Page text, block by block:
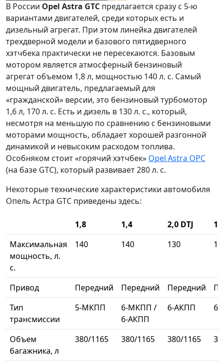
В России Opel Astra GTC предлагается сразу с 5-ю
вариантами двигателей, среди которых есть и
дизельный агрегат. При этом линейка двигателей
трехдверной модели и базового пятидверного
хэтчбека практически не пересекаются. Базовым
мотором является атмосферный бензиновый
агрегат объемом 1,8 л, мощностью 140 л. с. Самый
мощный двигатель, предлагаемый для
«гражданской» версии, это бензиновый турбомотор
1,6 л, 170 л. с. Есть и дизель в 130 л. с., который,
несмотря на меньшую по сравнению с бензиновыми
моторами мощность, обладает хорошей разгонной
динамикой и невысоким расходом топлива.
Особняком стоит «горячий хэтчбек» Opel Astra OPC
(на базе GTC), который развивает 280 л. с.
Некоторые технические характеристики автомобиля
Опель Астра GTC приведены здесь:
1,8 1,4 2,0 DTJ
Максимальная
мощность, л.
с.
140 140 130
Привод Передний Передний Передний
Тип
трансмиссии
5-МКПП
6-МКПП /
6-АКПП
6-АКПП
Объем
багажника, л
380/1165 380/1165 380/1165